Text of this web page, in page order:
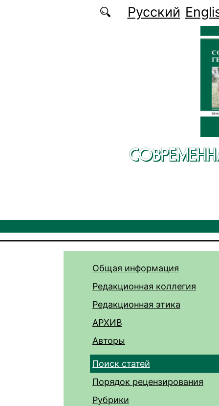
Перейти к основному содержаниюРусский
Общая информация
Редакционная коллегия
Редакционная этика
АРХИВ
Авторы
Поиск статей
Порядок рецензирования
Рубрики